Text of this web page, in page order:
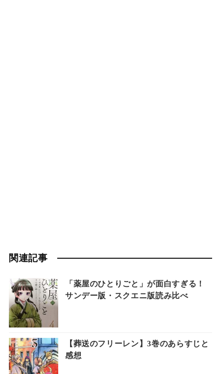
関連記事
「薬屋のひとりごと」が面白すぎる！
サンデー版・スクエニ版読み比べ
【葬送のフリーレン】3巻のあらすじと
感想